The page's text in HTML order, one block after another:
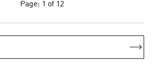
Page: 1 of 12